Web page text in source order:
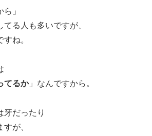
」
る人も多いですが、
ね。
てるか」なんですから。
牙だったり
が、